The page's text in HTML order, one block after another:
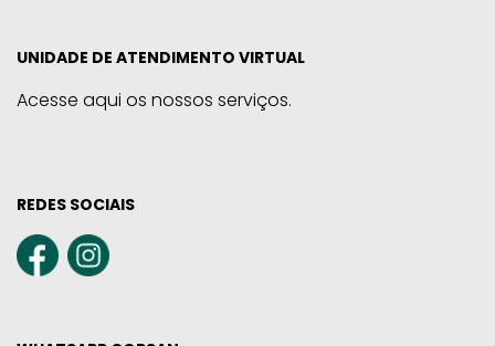
UNIDADE DE ATENDIMENTO VIRTUAL
Acesse aqui os nossos serviços.
REDES SOCIAIS